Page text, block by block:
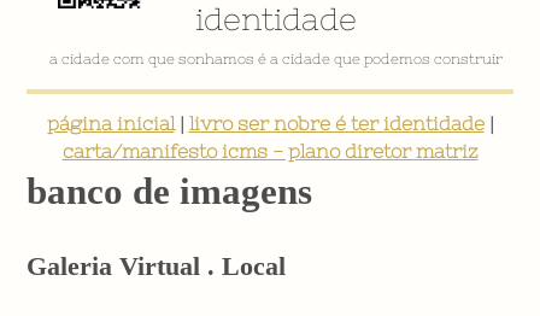
identidade
a cidade com que sonhamos é a cidade que podemos construir
página inicial| livro ser nobre é ter identidade|
carta/manifesto icms - plano diretor matriz
banco de imagens
Galeria Virtual . Local